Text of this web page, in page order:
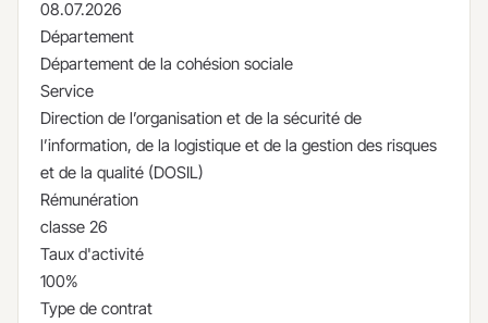
08.07.2026
Département
Département de la cohésion sociale
Service
Direction de l’organisation et de la sécurité de
l’information, de la logistique et de la gestion des risques
et de la qualité (DOSIL)
Rémunération
classe 26
Taux d'activité
100%
Type de contrat